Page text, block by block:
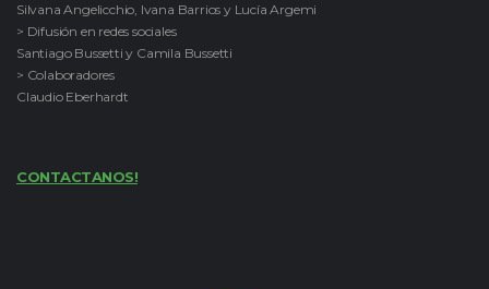
Silvana Angelicchio, Ivana Barrios y Lucía Argemi
> Difusión en redes sociales
Santiago Bussetti y Camila Bussetti
> Colaboradores
Claudio Eberhardt
CONTACTANOS!